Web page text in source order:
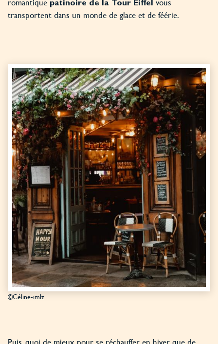
patinoire de la Tour Eiffel
transportent dans un monde de glace et de féérie.
©Céline-imlz